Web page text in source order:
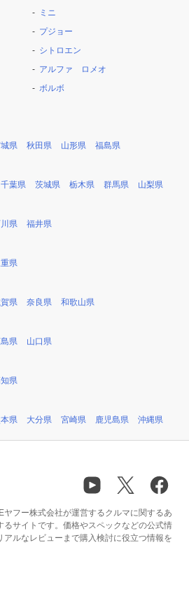
ミニ
プジョー
シトロエン
アルファ ロメオ
ボルボ
県 秋田県 山形県 福島県
千葉県 茨城県 栃木県 群馬県 山梨県
県 福井県
県
県 奈良県 和歌山県
県 山口県
県
県 大分県 宮崎県 鹿児島県 沖縄県
フー株式会社が運営するクルマに関するあ
るサイトです。価格やスペックなどの公式情
ルなレビューまで購入検討に役立つ情報を